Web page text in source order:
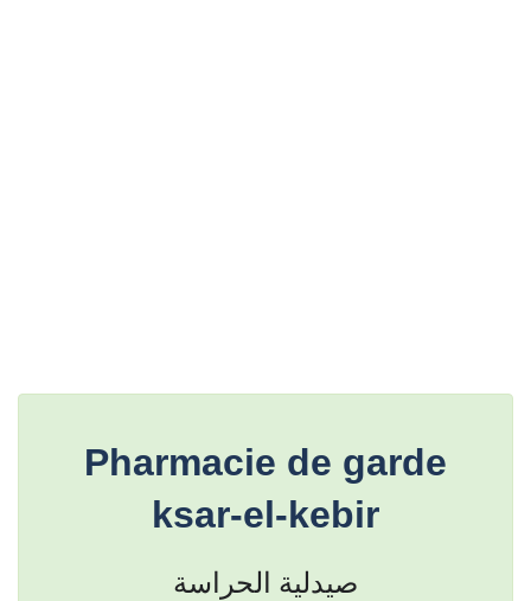
Pharmacie de garde
ksar-el-kebir
صيدلية الحراسة